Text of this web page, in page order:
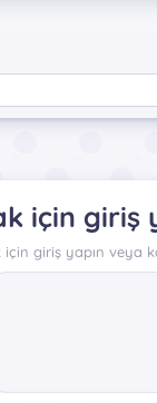
için giriş
giriş yapın veya